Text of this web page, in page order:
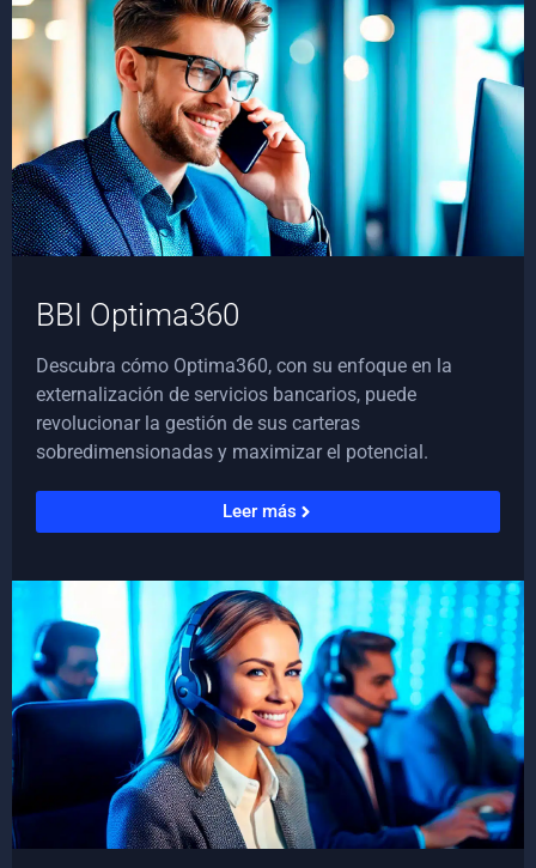
BBI Optima360
Descubra cómo Optima360, con su enfoque en la
externalización de servicios bancarios, puede
revolucionar la gestión de sus carteras
sobredimensionadas y maximizar el potencial.
Leer más